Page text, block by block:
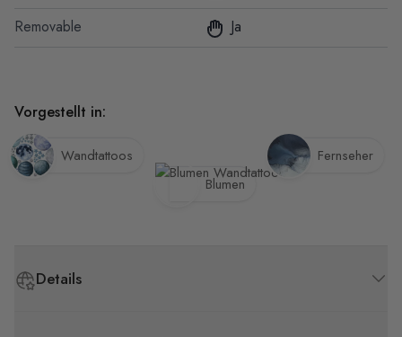
Removable
Ja
Details
Vorgestellt in:
Wandtattoos
Blumen
Fernseher